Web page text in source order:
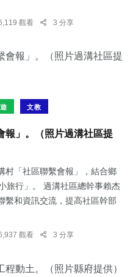
觀看 3 分享
文教
報」。（照片過溝社區提
村「社區聯繫會報」，結合鄉
旅行」。 過溝社區總幹事賴杰
繫和資訊交流，提高社區幹部
觀看 3 分享